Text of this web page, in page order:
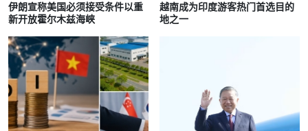
伊朗宣称美国必须接受条件以重
新开放霍尔木兹海峡
越南成为印度游客热门首选目的
地之一